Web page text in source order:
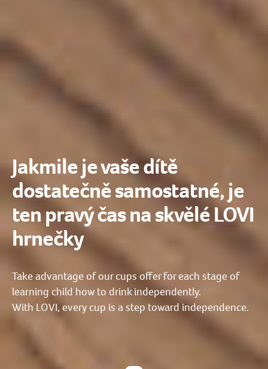
Jakmile je vaše dítě
dostatečně samostatné, je
ten pravý čas na skvělé LOVI
hrnečky
Take advantage of our cups offer for each stage of
learning child how to drink independently.
With LOVI, every cup is a step toward independence.